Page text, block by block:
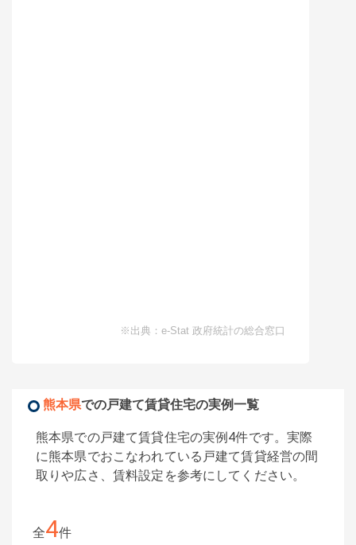
※出典：e-Stat 政府統計の総合窓口
熊本県での戸建て賃貸住宅の実例一覧
熊本県での戸建て賃貸住宅の実例4件です。実際
に熊本県でおこなわれている戸建て賃貸経営の間
取りや広さ、賃料設定を参考にしてください。
全4件